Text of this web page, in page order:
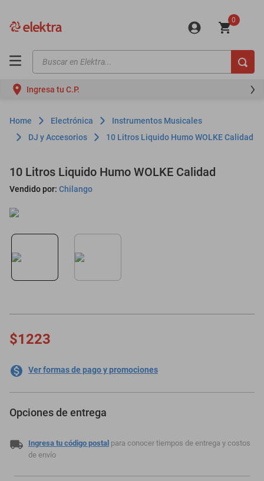
0
Buscar en Elektra...
Ingresa tu C.P.
Electrónica
Instrumentos Musicales
DJ y Accesorios
10 Litros Liquido Humo WOLKE Calidad
10 Litros Liquido Humo WOLKE Calidad
Vendido por: Chilango
$1223
Ver formas de pago y promociones
Opciones de entrega
Ingresa tu código postal para conocer tiempos de entrega y costos
de envío
motos
moto
celulares
refrigeradores
salas
motoneta